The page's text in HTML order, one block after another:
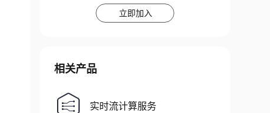
立即加入
相关产品
实时流计算服务